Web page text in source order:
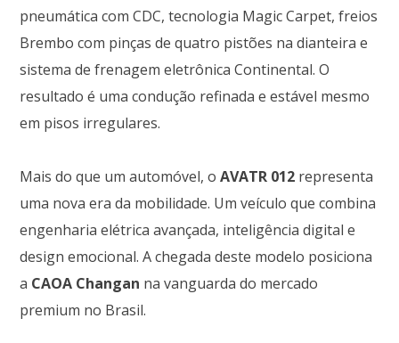
pneumática com CDC, tecnologia Magic Carpet, freios
Brembo com pinças de quatro pistões na dianteira e
sistema de frenagem eletrônica Continental. O
resultado é uma condução refinada e estável mesmo
em pisos irregulares.
Mais do que um automóvel, oAVATR 012 representa
uma nova era da mobilidade. Um veículo que combina
engenharia elétrica avançada, inteligência digital e
design emocional. A chegada deste modelo posiciona
a CAOA Changan na vanguarda do mercado
premium no Brasil.